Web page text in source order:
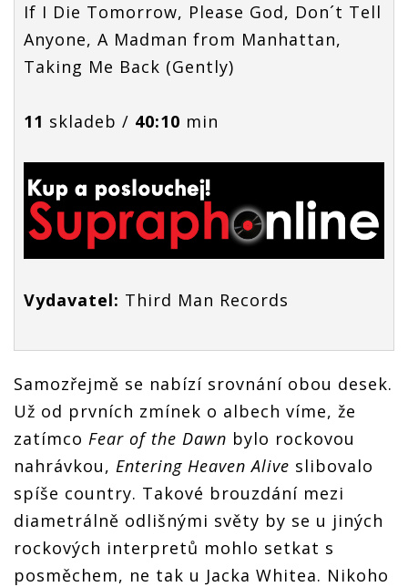
If I Die Tomorrow, Please God, Don´t Tell
Anyone, A Madman from Manhattan,
Taking Me Back (Gently)
11 skladeb / 40:10 min
Vydavatel: Third Man Records
Samozřejmě se nabízí srovnání obou desek.
Už od prvních zmínek o albech víme, že
zatímco Fear of the Dawn bylo rockovou
nahrávkou, Entering Heaven Alive slibovalo
spíše country. Takové brouzdání mezi
diametrálně odlišnými světy by se u jiných
rockových interpretů mohlo setkat s
posměchem, ne tak u Jacka Whitea. Nikoho